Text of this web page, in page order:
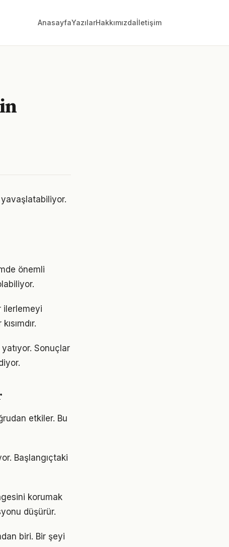
AnasayfaYazılarHakkımızdaİletişim
önemli
ilerlemeyi
Sonuçlar
etkiler. Bu
Başlangıçtaki
korumak
düşürür.
biri. Bir şeyi